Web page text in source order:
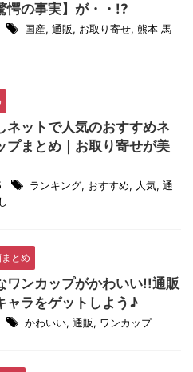
愕の事実】が・・!?
国産, 通販, お取り寄せ, 熊本 馬
ネットで人気のおすすめネ
プまとめ｜お取り寄せが美
ランキング, おすすめ, 人気, 通
とめ
ワンカップがかわいい!!通販
ャラをゲットしよう♪
かわいい, 通販, ワンカップ